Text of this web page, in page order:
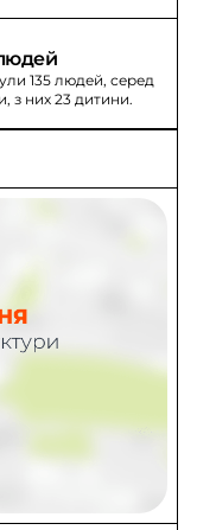
135 людей, серед
з них 23 дитини.